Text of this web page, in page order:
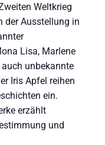
Weltkrieg
der Ausstellung in
Lisa, Marlene
unbekannte
Iris Apfel reihen
ein.
erzählt
und